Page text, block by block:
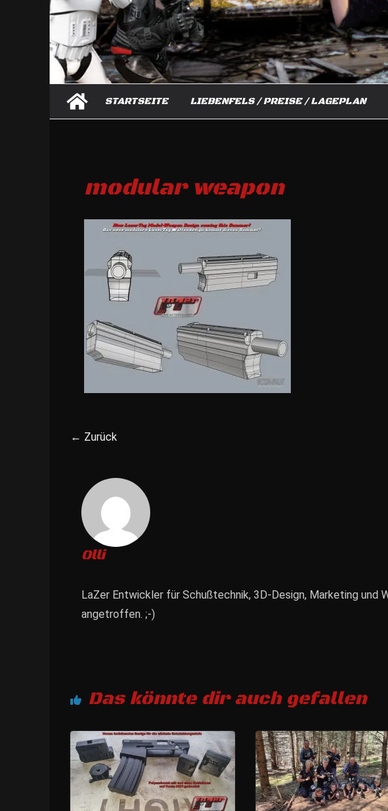
STARTSEITE LIEBENFELS / PREISE / LAGEPLAN
modular weapon
← Zurück
Olli
LaZer Entwickler für Schußtechnik, 3D-Design, Marketing und
angetroffen. ;-)
Das könnte dir auch gefallen